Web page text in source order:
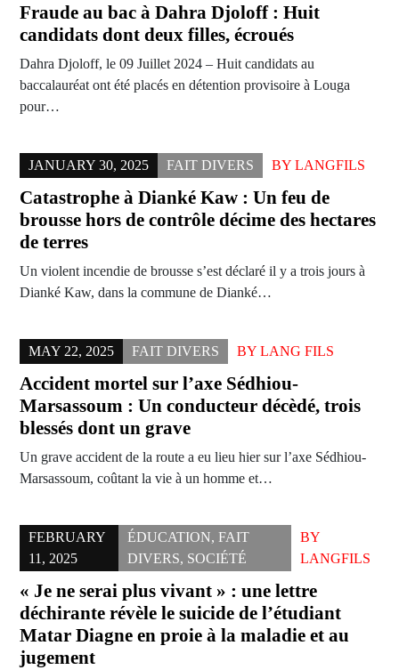
Fraude au bac à Dahra Djoloff : Huit
candidats dont deux filles, écroués
Dahra Djoloff, le 09 Juillet 2024 – Huit candidats au
baccalauréat ont été placés en détention provisoire à Louga
pour…
JANUARY 30, 2025 FAIT DIVERS BY LANGFILS
Catastrophe à Dianké Kaw : Un feu de
brousse hors de contrôle décime des hectares
de terres
Un violent incendie de brousse s’est déclaré il y a trois jours à
Dianké Kaw, dans la commune de Dianké…
MAY 22, 2025 FAIT DIVERS BY LANG FILS
Accident mortel sur l’axe Sédhiou-
Marsassoum : Un conducteur décèdé, trois
blessés dont un grave
Un grave accident de la route a eu lieu hier sur l’axe Sédhiou-
Marsassoum, coûtant la vie à un homme et…
FEBRUARY
11, 2025
ÉDUCATION,FAIT
DIVERS, SOCIÉTÉ
BY
LANGFILS
« Je ne serai plus vivant » : une lettre
déchirante révèle le suicide de l’étudiant
Matar Diagne en proie à la maladie et au
jugement